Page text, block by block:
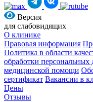
Версия
для слабовидящих
О клинике
Правовая информация
Политика в области
обработки персональных
медицинской помощи
сертификат Вакансии в
Цены
Отзывы